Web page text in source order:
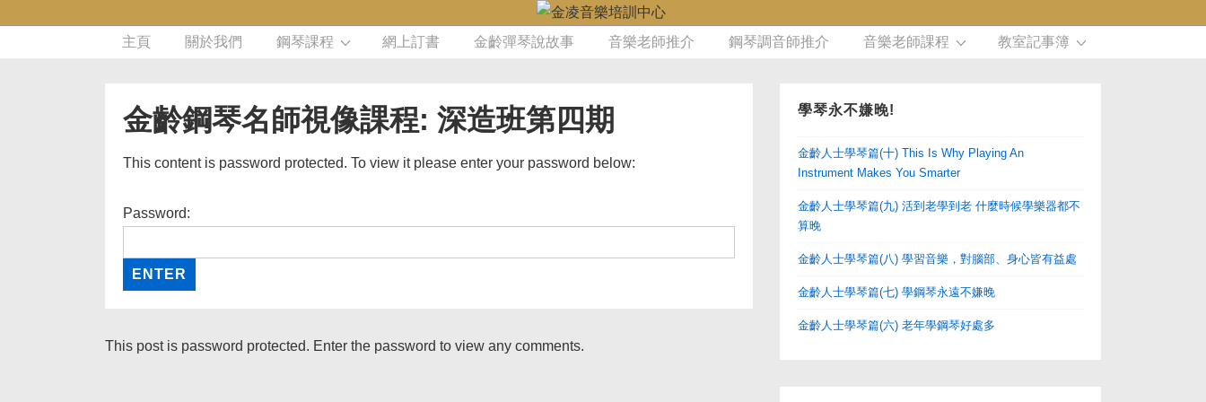
主頁 關於我們 鋼琴課程 網上訂書 金齡彈琴說故事 音樂老師推介 鋼琴調音師推介 音樂老師課程 教室記事簿
金齡鋼琴名師視像課程: 深造班第四期
This content is password protected. To view it please enter your password below:
Password:
This post is password protected. Enter the password to view any comments.
學琴永不嫌晚!
金齡人士學琴篇(十) This Is Why Playing An
Instrument Makes You Smarter
金齡人士學琴篇(九) 活到老學到老 什麼時候學樂器都不
算晚
金齡人士學琴篇(八) 學習音樂，對腦部、身心皆有益處
金齡人士學琴篇(七) 學鋼琴永遠不嫌晚
金齡人士學琴篇(六) 老年學鋼琴好處多